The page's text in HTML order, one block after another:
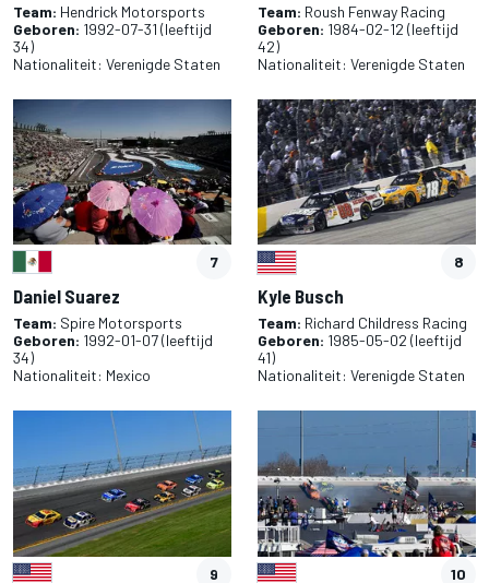
Team: Hendrick Motorsports
Geboren: 1992-07-31 (leeftijd
34)
Nationaliteit: Verenigde Staten
Team: Roush Fenway Racing
Geboren: 1984-02-12 (leeftijd
42)
Nationaliteit: Verenigde Staten
7
Daniel Suarez
Team: Spire Motorsports
Geboren: 1992-01-07(leeftijd
34)
Nationaliteit: Mexico
8
Kyle Busch
Team: Richard Childress Racing
Geboren: 1985-05-02 (leeftijd
41)
Nationaliteit: Verenigde Staten
9 10